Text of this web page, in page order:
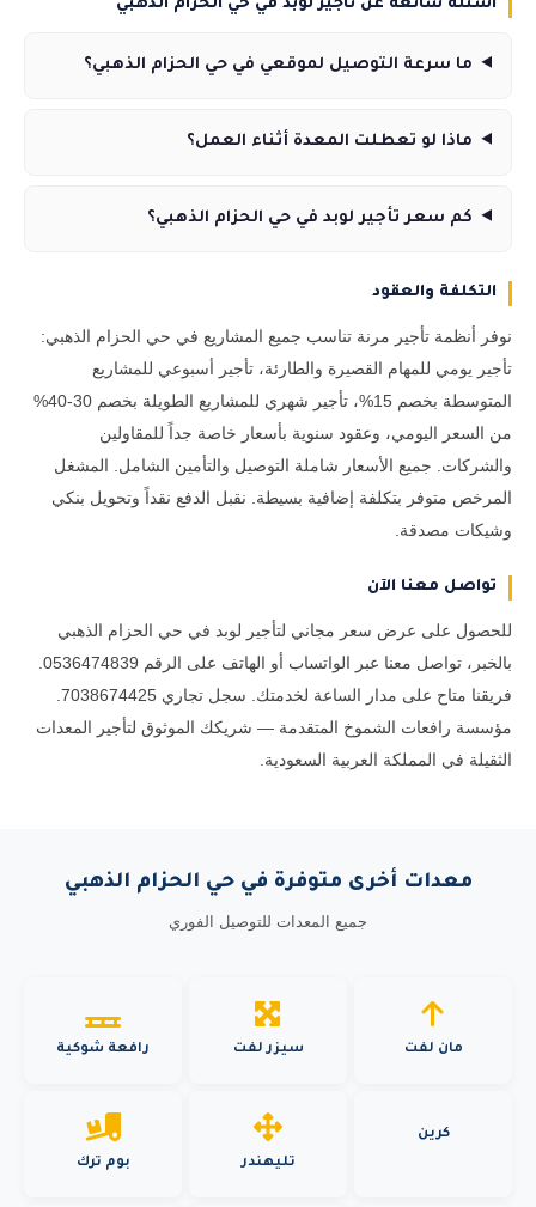
أسئلة شائعة عن تأجير لوبد في حي الحزام الذهبي
ما سرعة التوصيل لموقعي في حي الحزام الذهبي؟
ماذا لو تعطلت المعدة أثناء العمل؟
كم سعر تأجير لوبد في حي الحزام الذهبي؟
التكلفة والعقود
نوفر أنظمة تأجير مرنة تناسب جميع المشاريع في حي الحزام الذهبي:
تأجير يومي للمهام القصيرة والطارئة، تأجير أسبوعي للمشاريع
المتوسطة بخصم 15%، تأجير شهري للمشاريع الطويلة بخصم 30-40%
من السعر اليومي، وعقود سنوية بأسعار خاصة جداً للمقاولين
والشركات. جميع الأسعار شاملة التوصيل والتأمين الشامل. المشغل
المرخص متوفر بتكلفة إضافية بسيطة. نقبل الدفع نقداً وتحويل بنكي
وشيكات مصدقة.
تواصل معنا الآن
للحصول على عرض سعر مجاني لتأجير لوبد في حي الحزام الذهبي
مؤسسة رافعات الشموخ المتقدمة — شريكك الموثوق لتأجير المعدات
الثقيلة في المملكة العربية السعودية.
معدات أخرى متوفرة في حي الحزام الذهبي
جميع المعدات للتوصيل الفوري
مان لفت سيزر لفت رافعة شوكية
كرين
تليهندر
بوم ترك